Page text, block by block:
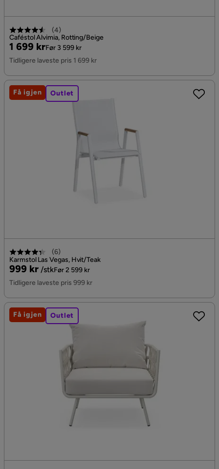
(4)
Caféstol Alvimia, Rotting/Beige
Pris
1 699 kr
Original
Pris
Før 3 599 kr
Tidligere laveste pris 1 699 kr
(6)
Karmstol Las Vegas, Hvit/Teak
Pris
999 kr /stk
Original
Pris
Før 2 599 kr
Tidligere laveste pris 999 kr
Få igjen Outlet
Få igjen Outlet